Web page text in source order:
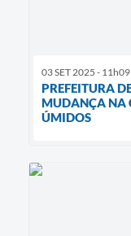
03 SET 2025 - 11h09
PREFEITURA
MUDANÇA NA
ÚMIDOS